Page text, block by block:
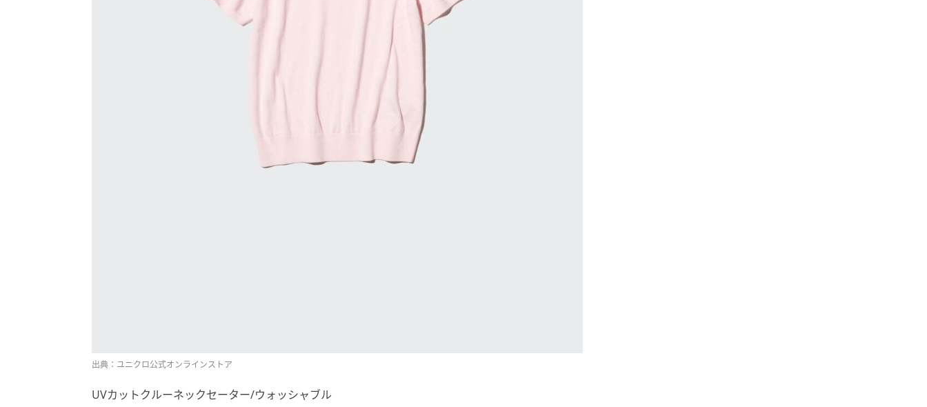
出典：ユニクロ公式オンラインストア
UVカットクルーネックセーター/ウォッシャブル